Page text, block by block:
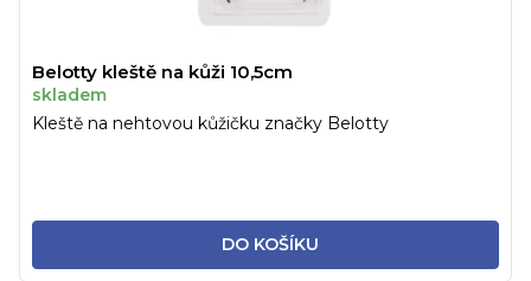
Belotty kleště na kůži 10,5cm
skladem
DO KOŠÍKU
Kleště na nehtovou kůžičku značky Belotty